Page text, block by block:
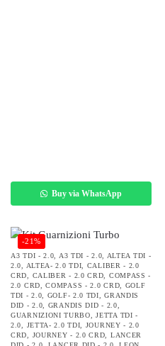
Buy via WhatsApp
-21%
A3 TDI - 2.0 A3 TDI - 2.0
ALTEA TDI -
2.0
ALTEA- 2.0 TDI
CALIBER - 2.0
CRD
CALIBER - 2.0 CRD
COMPASS -
2.0 CRD ,COMPASS - 2.0 CRD
GOLF
TDI - 2.0
GOLF- 2.0 TDI ,GRANDIS
DID - 2.0
GRANDIS DID - 2.0
GUARNIZIONI TURBO ,JETTA TDI -
2.0
JETTA- 2.0 TDI
JOURNEY - 2.0
CRD
JOURNEY - 2.0 CRD
LANCER